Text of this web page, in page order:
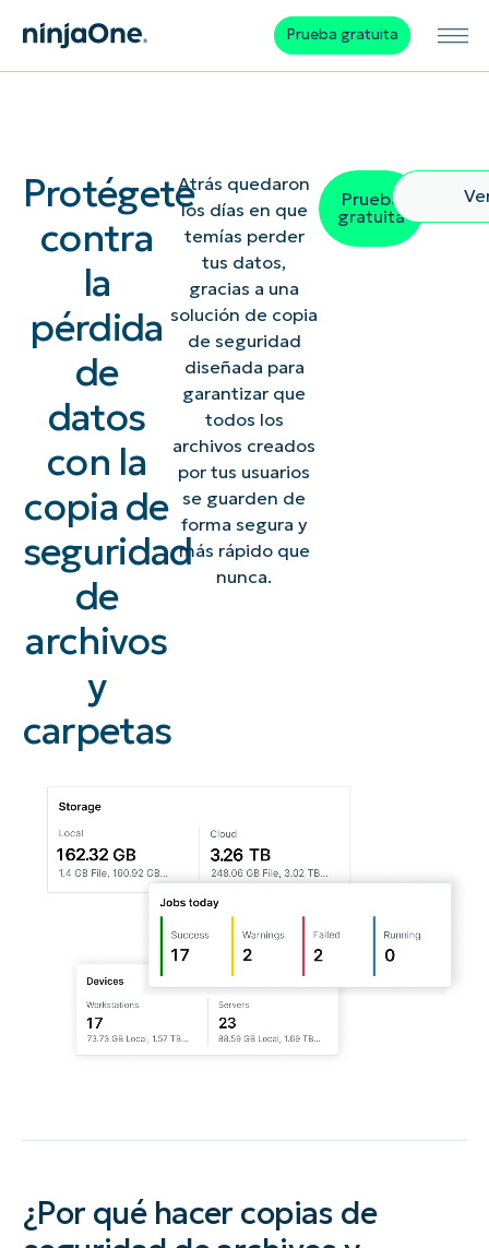
Prueba gratuita
Protégete
contra
la
pérdida
de
datos
con la
copia de
seguridad
de
archivos
y
carpetas
Atrás quedaron
los días en que
temías perder
tus datos,
gracias a una
solución de copia
de seguridad
diseñada para
garantizar que
todos los
archivos creados
por tus usuarios
se guarden de
forma segura y
más rápido que
nunca.
Prueba
gratuita
¿Por qué hacer copias de